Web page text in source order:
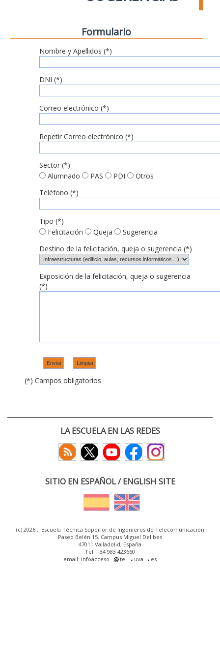
Formulario
Nombre y Apellidos (*)
DNI (*)
Correo electrónico (*)
Repetir Correo electrónico (*)
Sector (*)
Alumnado
PAS PDI
Otros
Teléfono (*)
Tipo (*)
Felicitación
Queja
Sugerencia
Destino de la felicitación, queja o sugerencia (*)
Exposición de la felicitación, queja o sugerencia
(*)
(*) Campos obligatorios
LA ESCUELA EN LAS REDES
SITIO EN ESPAÑOL / ENGLISH SITE
(c) 2026 :: Escuela Técnica Superior de Ingenieros de Telecomunicación
Paseo Belén 15. Campus Miguel Delibes
47011 Valladolid, España
Tel: +34 983 423660
email: infoacceso
tel uva es